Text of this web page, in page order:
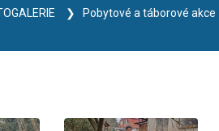
Pobytové a táborové akce